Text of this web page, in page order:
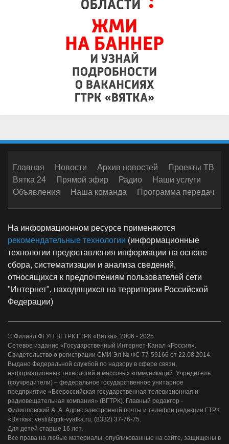
Главная Новости Архив новостей
Проекты ТВ
Вятка 24
Прямой эфир Радио
Наши услуги
Объявления
Наша команда Программа передач
На информационном ресурсе применяются
рекомендательные технологии (информационные
технологии предоставления информации на основе
сбора, систематизации и анализа сведений,
относящихся к предпочтениям пользователей сети
"Интернет", находящихся на территории Российской
Федерации)
© Филиал ФГУП ВГТРК ГТРК «Вятка», 2006 - 2025
Сетевое издание «Государственный Интернет-Канал «Россия».
Свидетельство о регистрации СМИ Эл № ФС 77-59166 от 22.08.2014.
Выдано Федеральной службой по надзору в сфере связи,
информационных технологий и массовых коммуникаций. Учредитель
(соучредители) – федеральное государственное унитарное
предприятие «Всероссийская государственная телевизионная и
радиовещательная компания» (ВГТРК). Главный редактор -
Филипповский А. А. Адрес электронной почты и телефон редакции ГТРК
«Вятка»: vesti@gtrk-vyatka.ru, (8332) 37-76-75.
Для детей старше 16 лет.
Все права на любые материалы, опубликованные на сайте, защищены в